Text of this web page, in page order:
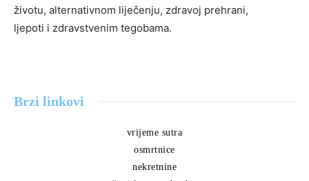
životu, alternativnom liječenju, zdravoj prehrani,
ljepoti i zdravstvenim tegobama.
Brzi linkovi
vrijeme sutra
osmrtnice
nekretnine